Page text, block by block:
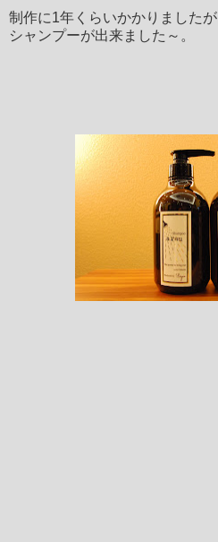
制作に1年くらいかかりましたが
シャンプーが出来ました～。